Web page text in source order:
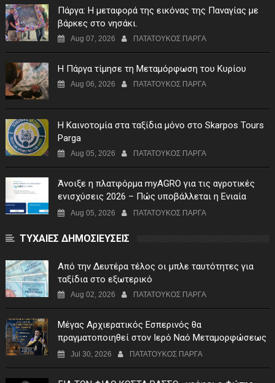
Πάργα: Η μεταφορά της εικόνας της Παναγίας με
βάρκες στο νησάκι.
Aug 07, 2026 ΠΑΤΑΤΟΥΚΟΣ ΠΑΡΓΑ
Η Πάργα τίμησε τη Μεταμόρφωση του Κυρίου
Aug 06, 2026 ΠΑΤΑΤΟΥΚΟΣ ΠΑΡΓΑ
Η Καινοτομία στα ταξίδια μόνο στο Skarpos Tours
Parga
Aug 05, 2026 ΠΑΤΑΤΟΥΚΟΣ ΠΑΡΓΑ
Άνοιξε η πλατφόρμα myAGRO για τις αγροτικές
ενισχύσεις 2026 – Πώς υποβάλλεται η Ενιαία
Αίτηση Ενίσχυσης
Aug 05, 2026 ΠΑΤΑΤΟΥΚΟΣ ΠΑΡΓΑ
ΤΥΧΑΙΕΣ ΔΗΜΟΣΙΕΥΣΕΙΣ
Από την Δευτέρα τέλος οι μπλε ταυτότητες για
ταξίδια στο εξωτερικό
Aug 02, 2026 ΠΑΤΑΤΟΥΚΟΣ ΠΑΡΓΑ
Μέγας Αρχιερατικός Εσπερινός θα
πραγματοποιηθεί στον Ιερό Ναό Μεταμορφώσεως
του Σωτήρος Σταυροχωρίου στης 5 Αυγούστου
Jul 30, 2026 ΠΑΤΑΤΟΥΚΟΣ ΠΑΡΓΑ